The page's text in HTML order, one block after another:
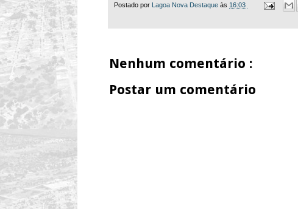
Postado por Lagoa Nova Destaque às 16:03
Nenhum comentário :
Postar um comentário